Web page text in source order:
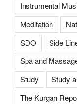
Instrumental
Meditation
SDO
Side
Spa and
Study
Study
The Kurgan